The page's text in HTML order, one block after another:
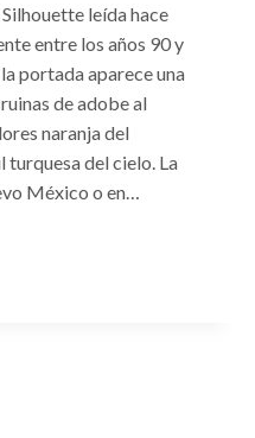
leída hace
entre los años 90 y
portada aparece una
de adobe al
naranja del
turquesa del cielo. La
México o en…